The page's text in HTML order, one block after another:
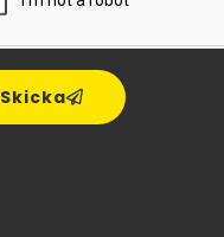
Skicka